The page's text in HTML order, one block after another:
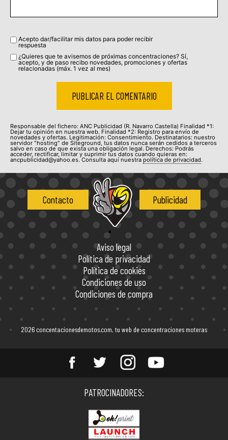
Acepto dar/facilitar mis datos para poder recibir
respuesta
¿Quieres que te avisemos de próximas concentraciones? Sí,
acepto, y de paso recibo novedades, promociones y ofertas
relacionadas (máx. 1 vez al mes)
Responsable del fichero: ANC Publicidad (R. Navarro Castella) Finalidad *1:
Dejar tu opinión en nuestra web. Finalidad *2: Registro para envío de
novedades y ofertas. Legitimación: Consentimiento. Destinatarios: nuestro
servidor "hosting" de Siteground, tus datos nunca serán cedidos a terceros
salvo en caso de que exista una obligación legal. Derechos: Podrás
acceder, rectificar, limitar y suprimir tus datos cuando quieras en:
ancpublicidad@yahoo.es. Consulta aquí nuestra política de privacidad.
Contacto Publicidad
Aviso legal
Política de privacidad
Política de cookies
Condiciones de uso
Condiciones de compra
2026 concentacionesdemotos.com, tu web de concentraciones moteras
PATROCINADORES:
concentraciones de motos en
España